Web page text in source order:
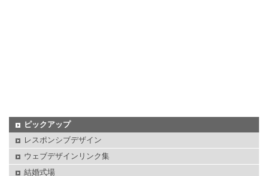
ピックアップ
レスポンシブデザイン
ウェブデザインリンク集
結婚式場